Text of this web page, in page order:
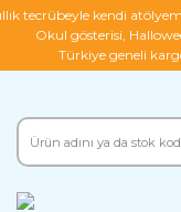
tecrübeyle kendi
Okul gösterisi,
Türkiye geneli